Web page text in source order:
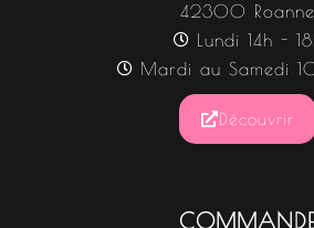
42300 Roanne
Lundi 14h -
Mardi au Samedi
Découvrir